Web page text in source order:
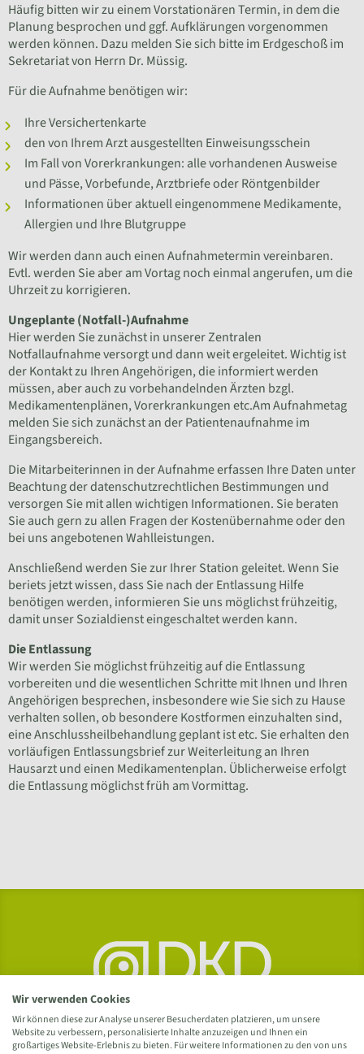
Häufig bitten wir zu einem Vorstationären Termin, in dem die
Planung besprochen und ggf. Aufklärungen vorgenommen
werden können. Dazu melden Sie sich bitte im Erdgeschoß im
Sekretariat von Herrn Dr. Müssig.
Für die Aufnahme benötigen wir:
Ihre Versichertenkarte
den von Ihrem Arzt ausgestellten Einweisungsschein
Im Fall von Vorerkrankungen: alle vorhandenen Ausweise
und Pässe, Vorbefunde, Arztbriefe oder Röntgenbilder
Informationen über aktuell eingenommene Medikamente,
Allergien und Ihre Blutgruppe
Wir werden dann auch einen Aufnahmetermin vereinbaren.
Evtl. werden Sie aber am Vortag noch einmal angerufen, um die
Uhrzeit zu korrigieren.
Ungeplante (Notfall-)Aufnahme
Hier werden Sie zunächst in unserer Zentralen
Notfallaufnahme versorgt und dann weit ergeleitet. Wichtig ist
der Kontakt zu Ihren Angehörigen, die informiert werden
müssen, aber auch zu vorbehandelnden Ärzten bzgl.
Medikamentenplänen, Vorerkrankungen etc.Am Aufnahmetag
melden Sie sich zunächst an der Patientenaufnahme im
Eingangsbereich.
Die Mitarbeiterinnen in der Aufnahme erfassen Ihre Daten unter
Beachtung der datenschutzrechtlichen Bestimmungen und
versorgen Sie mit allen wichtigen Informationen. Sie beraten
Sie auch gern zu allen Fragen der Kostenübernahme oder den
bei uns angebotenen Wahlleistungen.
Anschließend werden Sie zur Ihrer Station geleitet. Wenn Sie
beriets jetzt wissen, dass Sie nach der Entlassung Hilfe
benötigen werden, informieren Sie uns möglichst frühzeitig,
damit unser Sozialdienst eingeschaltet werden kann.
Die Entlassung
Wir werden Sie möglichst frühzeitig auf die Entlassung
vorbereiten und die wesentlichen Schritte mit Ihnen und Ihren
Angehörigen besprechen, insbesondere wie Sie sich zu Hause
verhalten sollen, ob besondere Kostformen einzuhalten sind,
eine Anschlussheilbehandlung geplant ist etc. Sie erhalten den
vorläufigen Entlassungsbrief zur Weiterleitung an Ihren
Hausarzt und einen Medikamentenplan. Üblicherweise erfolgt
die Entlassung möglichst früh am Vormittag.
Wir verwenden Cookies
Wir können diese zur Analyse unserer Besucherdaten platzieren, um unsere
Website zu verbessern, personalisierte Inhalte anzuzeigen und Ihnen ein
großartiges Website-Erlebnis zu bieten. Für weitere Informationen zu den von uns